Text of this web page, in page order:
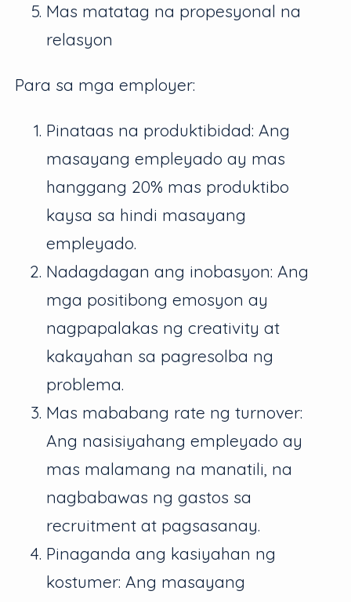
Mas matatag na propesyonal na
relasyon
Para sa mga employer:
Pinataas na produktibidad: Ang
masayang empleyado ay mas
hanggang 20% mas produktibo
kaysa sa hindi masayang
empleyado.
Nadagdagan ang inobasyon: Ang
mga positibong emosyon ay
nagpapalakas ng creativity at
kakayahan sa pagresolba ng
problema.
Mas mababang rate ng turnover:
Ang nasisiyahang empleyado ay
mas malamang na manatili, na
nagbabawas ng gastos sa
recruitment at pagsasanay.
Pinaganda ang kasiyahan ng
kostumer: Ang masayang